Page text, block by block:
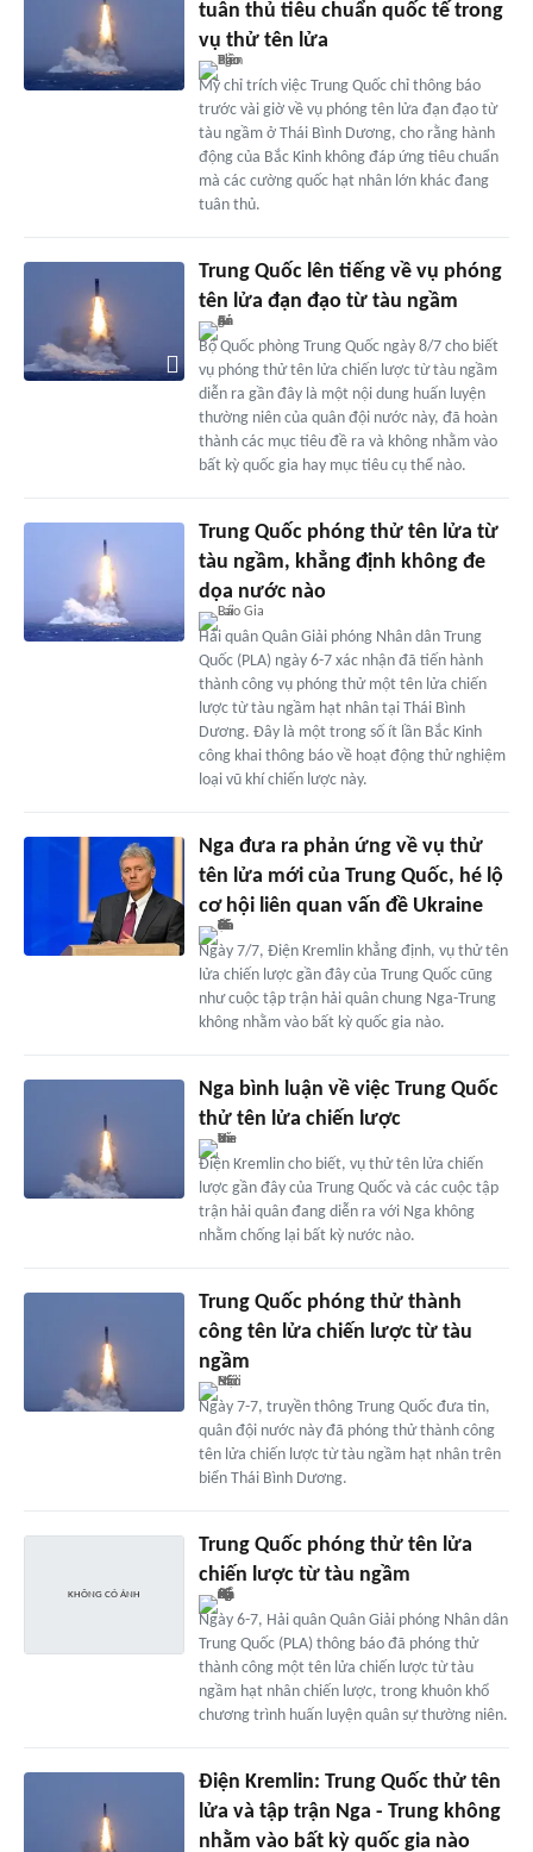
tuân thủ tiêu chuẩn quốc tế trong
vụ thử tên lửa
Mỹ chỉ trích việc Trung Quốc chỉ thông báo
trước vài giờ về vụ phóng tên lửa đạn đạo từ
tàu ngầm ở Thái Bình Dương, cho rằng hành
động của Bắc Kinh không đáp ứng tiêu chuẩn
mà các cường quốc hạt nhân lớn khác đang
tuân thủ.
Trung Quốc lên tiếng về vụ phóng
tên lửa đạn đạo từ tàu ngầm
Bộ Quốc phòng Trung Quốc ngày 8/7 cho biết
vụ phóng thử tên lửa chiến lược từ tàu ngầm
diễn ra gần đây là một nội dung huấn luyện
thường niên của quân đội nước này, đã hoàn
thành các mục tiêu đề ra và không nhằm vào
bất kỳ quốc gia hay mục tiêu cụ thể nào.
Trung Quốc phóng thử tên lửa từ
tàu ngầm, khẳng định không đe
dọa nước nào
Hải quân Quân Giải phóng Nhân dân Trung
Quốc (PLA) ngày 6-7 xác nhận đã tiến hành
thành công vụ phóng thử một tên lửa chiến
lược từ tàu ngầm hạt nhân tại Thái Bình
Dương. Đây là một trong số ít lần Bắc Kinh
công khai thông báo về hoạt động thử nghiệm
loại vũ khí chiến lược này.
Nga đưa ra phản ứng về vụ thử
tên lửa mới của Trung Quốc, hé lộ
cơ hội liên quan vấn đề Ukraine
Ngày 7/7, Điện Kremlin khẳng định, vụ thử tên
lửa chiến lược gần đây của Trung Quốc cũng
như cuộc tập trận hải quân chung Nga-Trung
không nhằm vào bất kỳ quốc gia nào.
Nga bình luận về việc Trung Quốc
thử tên lửa chiến lược
Điện Kremlin cho biết, vụ thử tên lửa chiến
lược gần đây của Trung Quốc và các cuộc tập
trận hải quân đang diễn ra với Nga không
nhằm chống lại bất kỳ nước nào.
Trung Quốc phóng thử thành
công tên lửa chiến lược từ tàu
ngầm
Ngày 7-7, truyền thông Trung Quốc đưa tin,
quân đội nước này đã phóng thử thành công
tên lửa chiến lược từ tàu ngầm hạt nhân trên
biển Thái Bình Dương.
Trung Quốc phóng thử tên lửa
chiến lược từ tàu ngầm
Ngày 6-7, Hải quân Quân Giải phóng Nhân dân
Trung Quốc (PLA) thông báo đã phóng thử
thành công một tên lửa chiến lược từ tàu
ngầm hạt nhân chiến lược, trong khuôn khổ
chương trình huấn luyện quân sự thường niên.
Điện Kremlin: Trung Quốc thử tên
lửa và tập trận Nga - Trung không
nhằm vào bất kỳ quốc gia nào